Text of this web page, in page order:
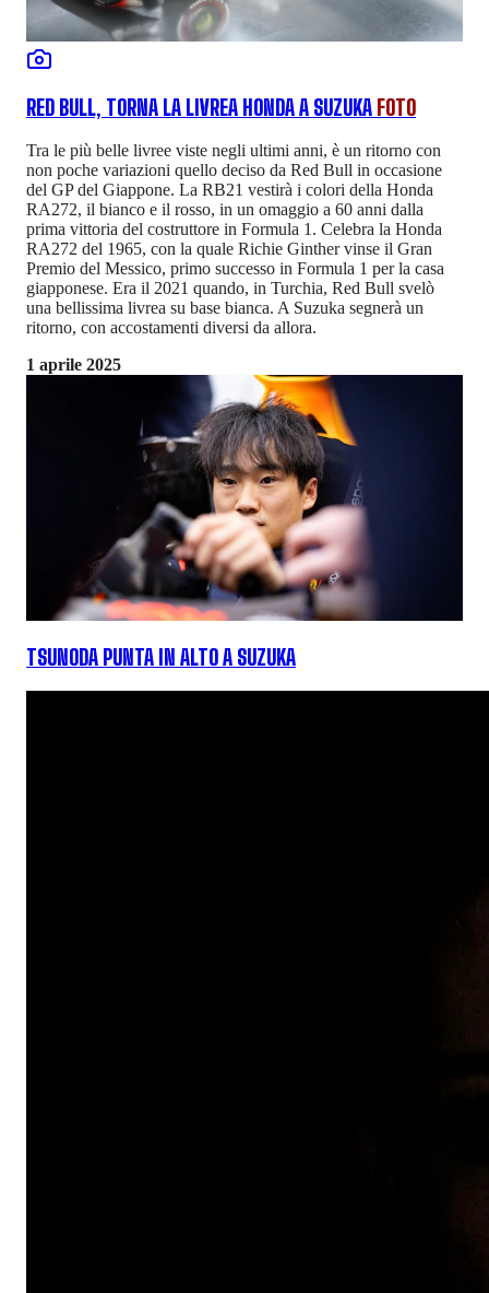
RED BULL, TORNA LA LIVREA HONDA A SUZUKA FOTO
Tra le più belle livree viste negli ultimi anni, è un ritorno con
non poche variazioni quello deciso da Red Bull in occasione
del GP del Giappone. La RB21 vestirà i colori della Honda
RA272, il bianco e il rosso, in un omaggio a 60 anni dalla
prima vittoria del costruttore in Formula 1. Celebra la Honda
RA272 del 1965, con la quale Richie Ginther vinse il Gran
Premio del Messico, primo successo in Formula 1 per la casa
giapponese. Era il 2021 quando, in Turchia, Red Bull svelò
una bellissima livrea su base bianca. A Suzuka segnerà un
ritorno, con accostamenti diversi da allora.
1 aprile 2025
TSUNODA PUNTA IN ALTO A SUZUKA